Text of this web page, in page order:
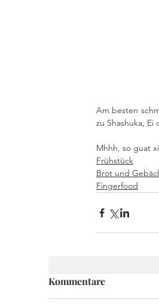
Am besten
zu Shashuka,
Mhhh, so guat
Frühstück
Brot und
Fingerfood
Kommentare